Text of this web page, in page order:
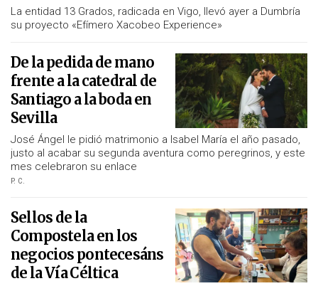
La entidad 13 Grados, radicada en Vigo, llevó ayer a Dumbría
su proyecto «Efímero Xacobeo Experience»
De la pedida de mano
frente a la catedral de
Santiago a la boda en
Sevilla
José Ángel le pidió matrimonio a Isabel María el año pasado,
justo al acabar su segunda aventura como peregrinos, y este
mes celebraron su enlace
P. C.
Sellos de la
Compostela en los
negocios pontecesáns
de la Vía Céltica